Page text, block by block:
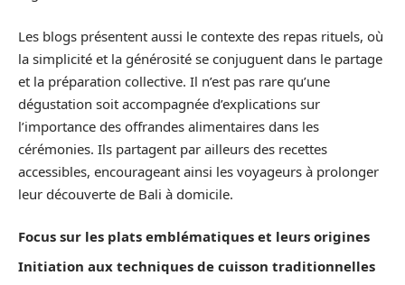
Les blogs présentent aussi le contexte des repas rituels, où
la simplicité et la générosité se conjuguent dans le partage
et la préparation collective. Il n’est pas rare qu’une
dégustation soit accompagnée d’explications sur
l’importance des offrandes alimentaires dans les
cérémonies. Ils partagent par ailleurs des recettes
accessibles, encourageant ainsi les voyageurs à prolonger
leur découverte de Bali à domicile.
Focus sur les plats emblématiques et leurs origines
Initiation aux techniques de cuisson traditionnelles